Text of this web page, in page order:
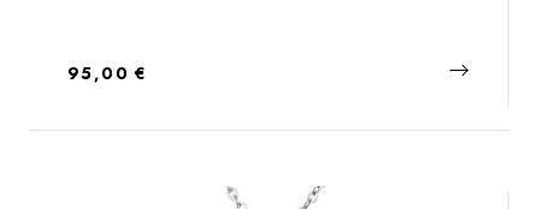
Regulärer Preis:
95,00 €